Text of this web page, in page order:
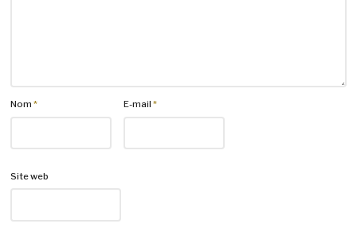
Nom* E-mail*
Site web